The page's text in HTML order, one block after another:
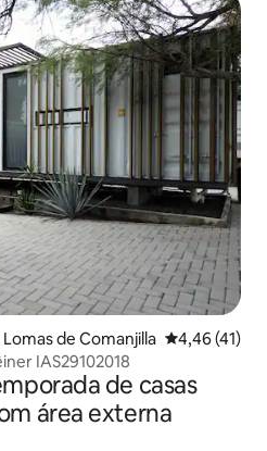
de Comanjilla 4,46 de uma
4,46 (41)
IAS29102018
de casas
área externa